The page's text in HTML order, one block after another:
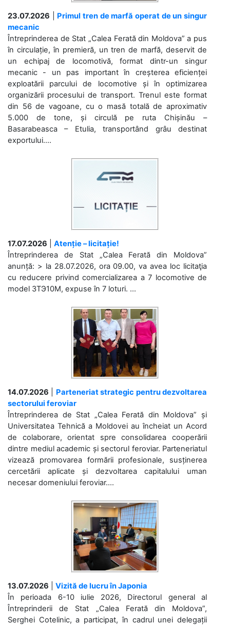
23.07.2026
Primul tren de marfă operat de un singur
mecanic
Întreprinderea de Stat „Calea Ferată din Moldova” a pus
în circulație, în premieră, un tren de marfă, deservit de
un echipaj de locomotivă, format dintr-un singur
mecanic - un pas important în creșterea eficienței
exploatării parcului de locomotive și în optimizarea
organizării procesului de transport. Trenul este format
din 56 de vagoane, cu o masă totală de aproximativ
5.000 de tone, și circulă pe ruta Chișinău –
Basarabeasca – Etulia, transportând grâu destinat
exportului....
17.07.2026
Atenție – licitație!
Întreprinderea de Stat „Calea Ferată din Moldova”
anunță: > la 28.07.2026, ora 09.00, va avea loc licitaţia
cu reducere privind comercializarea a 7 locomotive de
model 3ТЭ10М, expuse în 7 loturi. ...
14.07.2026
Parteneriat strategic pentru dezvoltarea
sectorului feroviar
Întreprinderea de Stat „Calea Ferată din Moldova” și
Universitatea Tehnică a Moldovei au încheiat un Acord
de colaborare, orientat spre consolidarea cooperării
dintre mediul academic și sectorul feroviar. Parteneriatul
vizează promovarea formării profesionale, susținerea
cercetării aplicate și dezvoltarea capitalului uman
necesar domeniului feroviar....
13.07.2026
Vizită de lucru în Japonia
În perioada 6-10 iulie 2026, Directorul general al
Întreprinderii de Stat „Calea Ferată din Moldova”,
Serghei Cotelinic, a participat, în cadrul unei delegații